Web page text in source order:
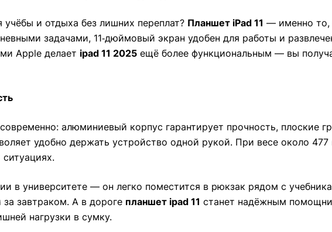
и отдыха без лишних переплат? Планшет iPad 11 — именно то,
задачами, 11‑дюймовый экран удобен для работы и
Apple делает ipad 11 2025 ещё более функциональным — вы
алюминиевый корпус гарантирует прочность, плоские
удобно держать устройство одной рукой. При весе около
в университете — он легко поместится в рюкзак рядом с
завтраком. А в дороге планшет ipad 11 станет надёжным
нагрузки в сумку.